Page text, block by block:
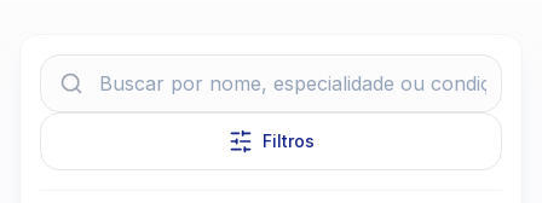
Filtros